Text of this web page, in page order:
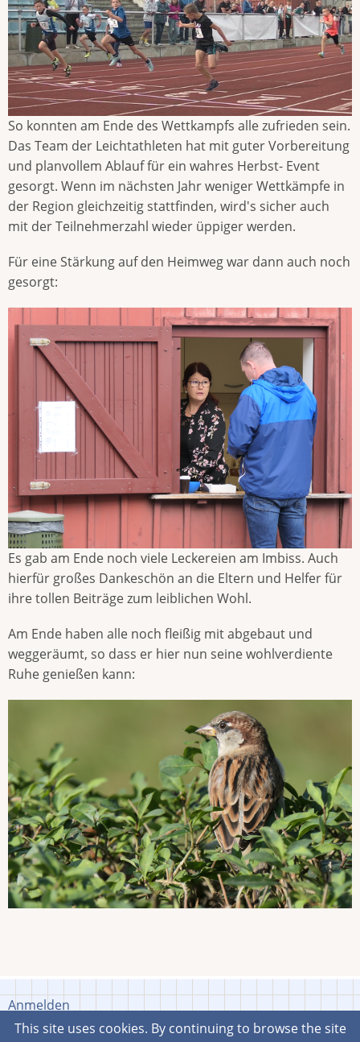
So konnten am Ende des Wettkampfs alle zufrieden sein.
Das Team der Leichtathleten hat mit guter Vorbereitung
und planvollem Ablauf für ein wahres Herbst- Event
gesorgt. Wenn im nächsten Jahr weniger Wettkämpfe in
der Region gleichzeitig stattfinden, wird's sicher auch
mit der Teilnehmerzahl wieder üppiger werden.
Für eine Stärkung auf den Heimweg war dann auch noch
gesorgt:
Es gab am Ende noch viele Leckereien am Imbiss. Auch
hierfür großes Dankeschön an die Eltern und Helfer für
ihre tollen Beiträge zum leiblichen Wohl.
Am Ende haben alle noch fleißig mit abgebaut und
weggeräumt, so dass er hier nun seine wohlverdiente
Ruhe genießen kann:
User
Anmelden
This site uses cookies. By continuing to browse the site